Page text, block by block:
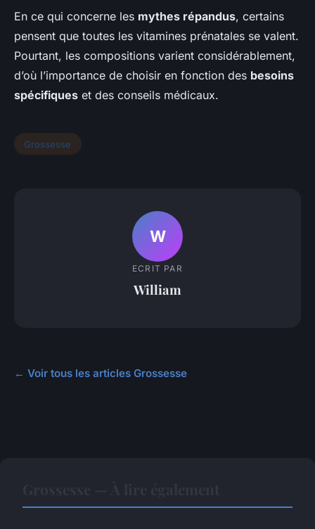
En ce qui concerne les mythes répandus, certains
pensent que toutes les vitamines prénatales se valent.
Pourtant, les compositions varient considérablement,
d’où l’importance de choisir en fonction des besoins
spécifiques et des conseils médicaux.
Grossesse
W
ECRIT PAR
William
← Voir tous les articles Grossesse